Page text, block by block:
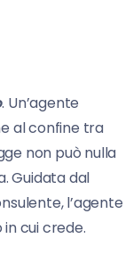
. Un’agente
al confine tra
non può nulla
Guidata dal
l’agente
cui crede.